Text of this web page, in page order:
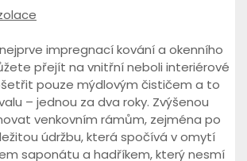
impregnací kování a okenního
přejít na vnitřní neboli interiérové
pouze mýdlovým čističem a to
– jednou za dva roky. Zvýšenou
venkovním rámům, zejména po
údržbu, která spočívá v omytí
saponátu a hadříkem, který nesmí